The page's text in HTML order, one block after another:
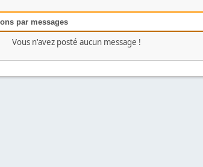
par messages
Vous n'avez posté aucun message !